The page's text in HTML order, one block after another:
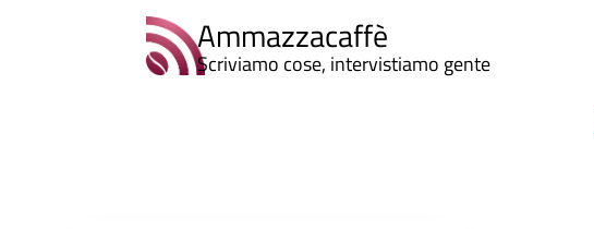
Ammazzacaffè
Scriviamo cose, intervistiamo gente